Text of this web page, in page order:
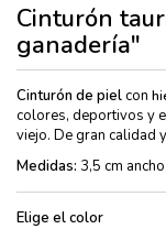
Cinturón
ganadería"
Cinturón de pielcon
colores, deportivos y
viejo. De gran calidad y
Medidas: 3,5 cm
Elige el color